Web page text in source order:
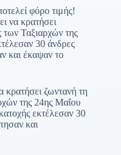
φόρο τιμής!
να κρατήσει
Ταξιαρχών της
30 άνδρες
και έκαψαν το
κρατήσει ζωντανή τη
της 24ης Μαΐου
εκτέλεσαν 30
και